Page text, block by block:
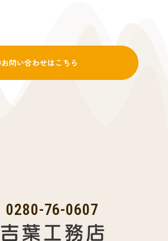
お問い合わせはこちら
0280-76-0607